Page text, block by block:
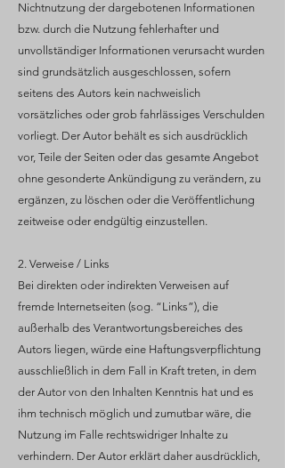
Nichtnutzung der dargebotenen Informationen
bzw. durch die Nutzung fehlerhafter und
unvollständiger Informationen verursacht wurden
sind grundsätzlich ausgeschlossen, sofern
seitens des Autors kein nachweislich
vorsätzliches oder grob fahrlässiges Verschulden
vorliegt. Der Autor behält es sich ausdrücklich
vor, Teile der Seiten oder das gesamte Angebot
ohne gesonderte Ankündigung zu verändern, zu
ergänzen, zu löschen oder die Veröffentlichung
zeitweise oder endgültig einzustellen.
2. Verweise / Links
Bei direkten oder indirekten Verweisen auf
fremde Internetseiten (sog. “Links”), die
außerhalb des Verantwortungsbereiches des
Autors liegen, würde eine Haftungsverpflichtung
ausschließlich in dem Fall in Kraft treten, in dem
der Autor von den Inhalten Kenntnis hat und es
ihm technisch möglich und zumutbar wäre, die
Nutzung im Falle rechtswidriger Inhalte zu
verhindern. Der Autor erklärt daher ausdrücklich,